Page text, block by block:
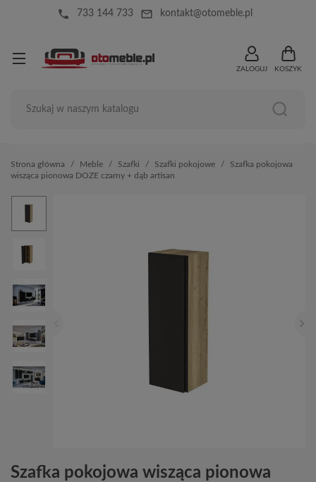
local_phone 733 144 733 mail_outline kontakt@otomeble.pl
ZALOGUJ KOSZYK
Strona główna Meble Szafki Szafki pokojowe
Szafka pokojowa
wisząca pionowa DOZE czarny + dąb artisan
Szafka pokojowa wisząca pionowa